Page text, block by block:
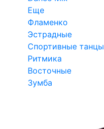
Еще
Фламенко
Эстрадные
Спортивные танцы
Ритмика
Восточные
Зумба